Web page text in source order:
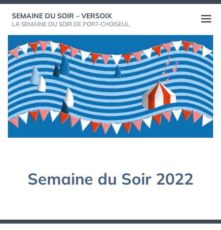
Aller
SEMAINE DU SOIR – VERSOIX
LA SEMAINE DU SOIR DE PORT-CHOISEUL
le
menu
Semaine du Soir 2022